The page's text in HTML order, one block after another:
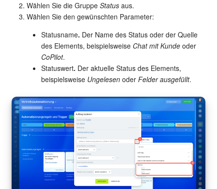
Wählen Sie die Gruppe Status aus.
Wählen Sie den gewünschten Parameter:
Statusname. Der Name des Status oder der Quelle
des Elements, beispielsweise Chat mit Kunde oder
CoPilot.
Statuswert. Der aktuelle Status des Elements,
beispielsweise Ungelesen oder Felder ausgefüllt.